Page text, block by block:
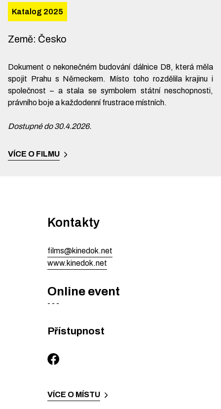
Katalog 2025
Země: Česko
Dokument o nekonečném budování dálnice D8, která měla
spojit Prahu s Německem. Místo toho rozdělila krajinu i
společnost – a stala se symbolem státní neschopnosti,
právního boje a každodenní frustrace místních.
Dostupné do 30.4.2026.
VÍCE O FILMU
Kontakty
films@kinedok.net
www.kinedok.net
Online event
- - -
Přístupnost
VÍCE O MÍSTU